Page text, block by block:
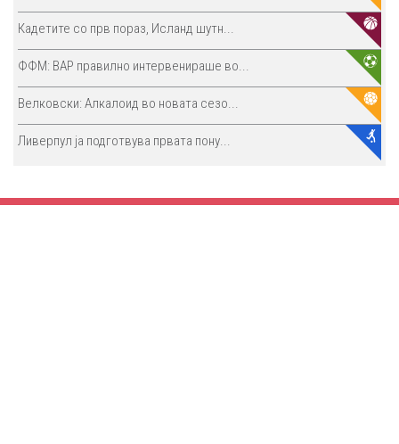
Кадетите со прв пораз, Исланд шутн...
ФФМ: ВАР правилно интервенираше во...
Велковски: Алкалоид во новата сезо...
Ливерпул ја подготвува првата пону...